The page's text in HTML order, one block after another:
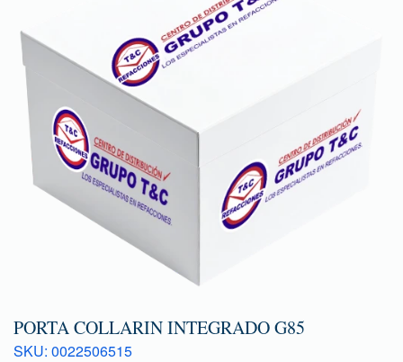
PORTA COLLARIN INTEGRADO G85
SKU: 0022506515